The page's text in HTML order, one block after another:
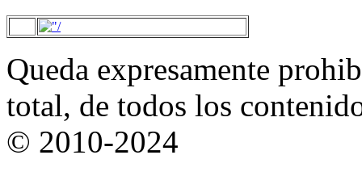
Queda expresamente
total, de todos los
© 2010-2024